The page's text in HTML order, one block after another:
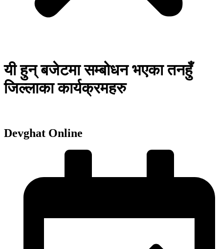
यी हुन् बजेटमा सम्बोधन भएका तनहुँ
जिल्लाका कार्यक्रमहरु
Devghat Online